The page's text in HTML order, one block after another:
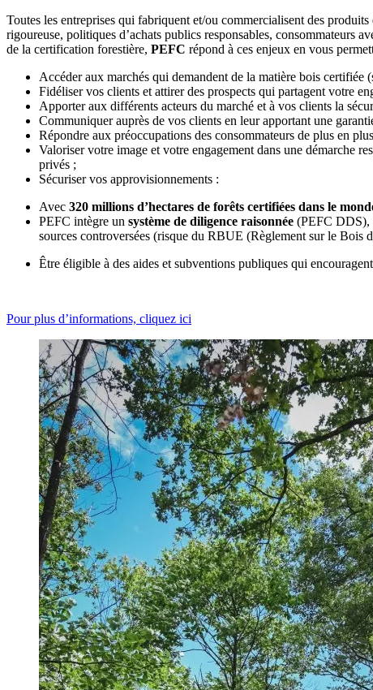
Toutes les entreprises qui fabriquent et/ou commercialisent des
rigoureuse, politiques d’achats publics responsables, consommateurs
de la certification forestière, PEFC répond à ces enjeux en vous
Accéder aux marchés qui demandent de la matière bois
Fidéliser vos clients et attirer des prospects qui partagent votre
Apporter aux différents acteurs du marché et à vos clients la
Communiquer auprès de vos clients en leur apportant une
Répondre aux préoccupations des consommateurs de plus en
Valoriser votre image et votre engagement dans une démarche
privés ;
Sécuriser vos approvisionnements :
Avec 320 millions d’hectares de forêts certifiées dans le
PEFC intègre un système de diligence raisonnée (PEFC DDS),
sources controversées (risque du RBUE (Règlement sur le Bois
Être éligible à des aides et subventions publiques qui
Pour plus d’informations, cliquez ici